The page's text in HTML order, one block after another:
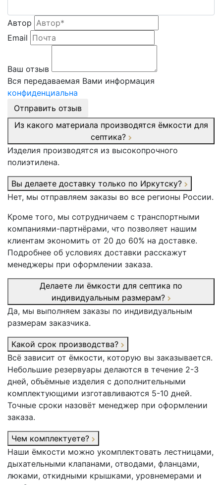
Автор
Email
Ваш отзыв
Вся передаваемая Вами информация
конфиденциальна
Отправить отзыв
Из какого материала производятся ёмкости для
септика?
Изделия производятся из высокопрочного
полиэтилена.
Вы делаете доставку только по Иркутску?
Нет, мы отправляем заказы во все регионы России.
Кроме того, мы сотрудничаем с транспортными
компаниями-партнёрами, что позволяет нашим
клиентам экономить от 20 до 60% на доставке.
Подробнее об условиях доставки расскажут
менеджеры при оформлении заказа.
Делаете ли ёмкости для септика по
индивидуальным размерам?
Да, мы выполняем заказы по индивидуальным
размерам заказчика.
Какой срок производства?
Всё зависит от ёмкости, которую вы заказывается.
Небольшие резервуары делаются в течение 2-3
дней, объёмные изделия с дополнительными
комплектующими изготавливаются 5-10 дней.
Точные сроки назовёт менеджер при оформлении
заказа.
Чем комплектуете?
Наши ёмкости можно укомплектовать лестницами,
дыхательными клапанами, отводами, фланцами,
люками, откидными крышками, уровнемерами и